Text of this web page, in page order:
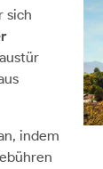
sich
indem